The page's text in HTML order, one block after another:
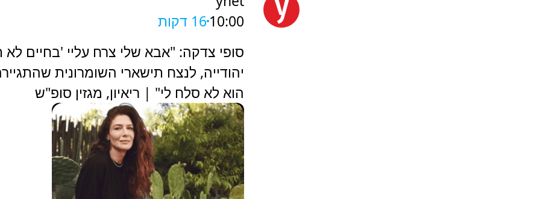
10:00 16 דקות
סופי צדקה: "אבא שלי צרח עליי 'בחיים לא
יהודייה, לנצח תישארי השומרונית
הוא לא סלח לי" | ריאיון, מגזין סופ"ש